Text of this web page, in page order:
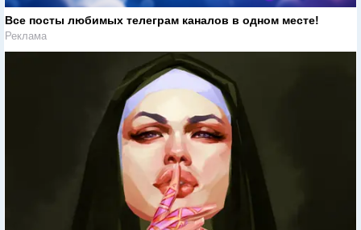
Все посты любимых телеграм каналов в одном месте!
Реклама